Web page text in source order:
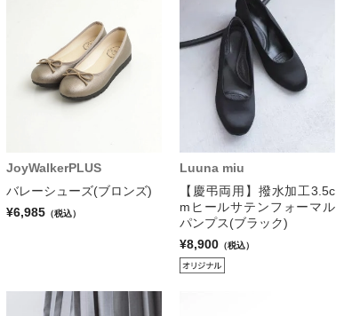
JoyWalkerPLUS
バレーシューズ(ブロンズ)
¥6,985 （税込）
Luuna miu
【慶弔両用】撥水加工3.5c
mヒールサテンフォーマル
パンプス(ブラック)
¥8,900 （税込）